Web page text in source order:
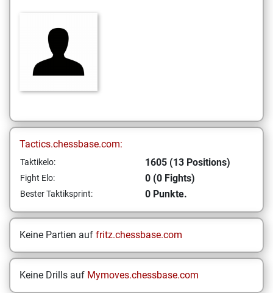
Tactics.chessbase.com:
Taktikelo: 1605 (13 Positions)
Fight Elo: 0 (0 Fights)
Bester Taktiksprint: 0 Punkte.
Keine Partien auf fritz.chessbase.com
Keine Drills auf Mymoves.chessbase.com